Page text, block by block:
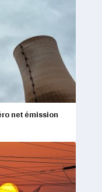
net émission